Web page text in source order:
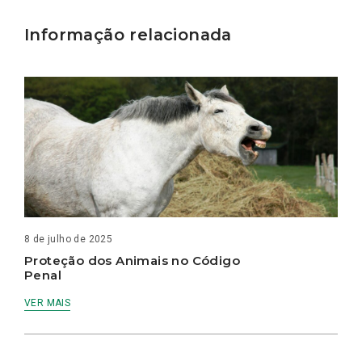
Informação relacionada
8 de julho de 2025
Proteção dos Animais no Código
Penal
VER MAIS